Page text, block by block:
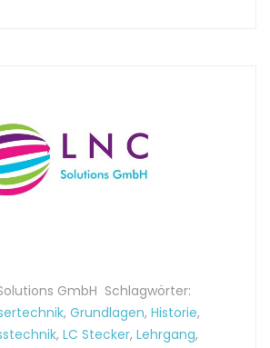
GmbH Schlagwörter:
, Grundlagen, Historie,
, LC Stecker, Lehrgang,